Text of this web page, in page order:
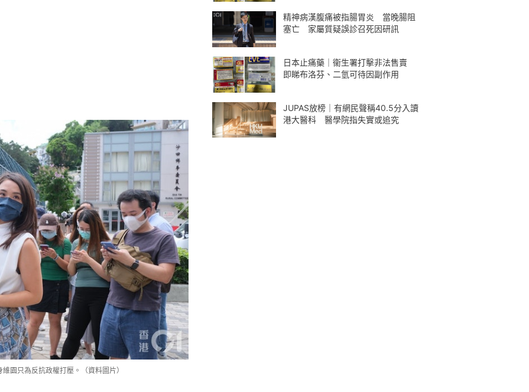
園只為反抗政權打壓。（資料圖片）
精神病漢腹痛被指腸胃炎 當晚腸阻
塞亡 家屬質疑誤診召死因研訊
日本止痛藥｜衞生署打擊非法售賣
即睇布洛芬、二氫可待因副作用
JUPAS放榜｜有網民聲稱40.5分入讀
港大醫科 醫學院指失實或追究